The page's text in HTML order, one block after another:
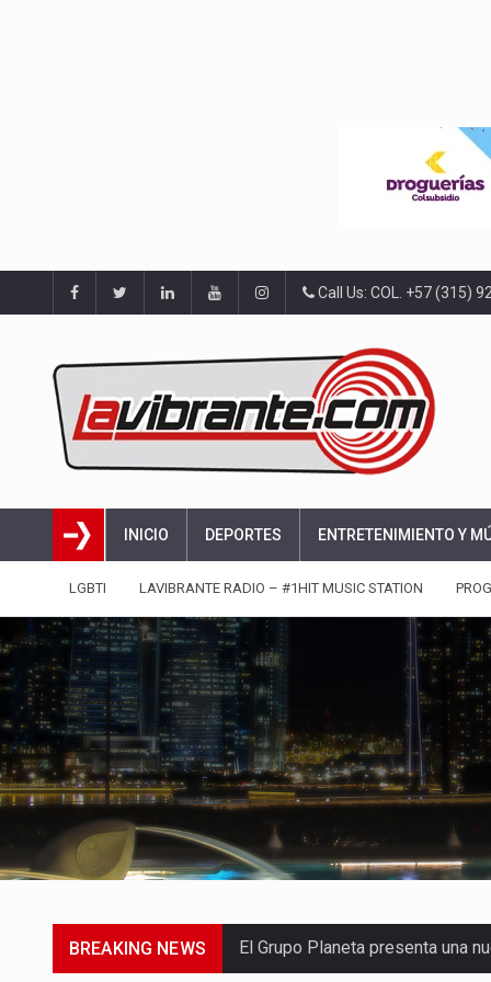
Call Us: COL. +57 (315)
INICIO DEPORTES ENTRETENIMIENTO Y
LGBTI LAVIBRANTE RADIO – #1HIT MUSIC STATION
BREAKING NEWS La agrupación sorprendió a los